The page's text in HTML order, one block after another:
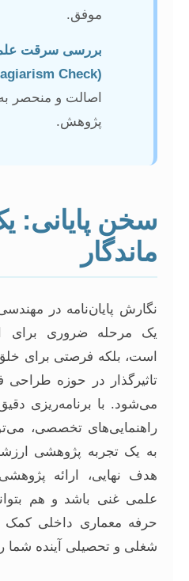
موفق.
بررسی سرقت
(Plagiarism Check):
اصالت و منحصر
پژوهش.
سخن پایانی:
ماندگار
نگارش پایان‌نامه در
یک مرحله ضروری برای
است، بلکه فرصتی برای
تاثیرگذار در حوزه
می‌شود. با برنامه‌ریزی
راهنمایی‌های تخصصی،
به یک تجربه پژوهشی
هدف نهایی، ارائه
علمی غنی باشد و هم
حرفه معماری داخلی کمک
شغلی و تحصیلی آینده شما